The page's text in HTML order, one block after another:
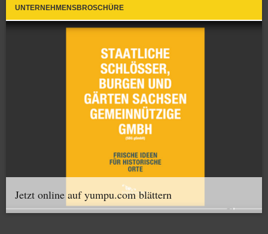
UNTERNEHMENSBROSCHÜRE
Jetzt online auf yumpu.com blättern